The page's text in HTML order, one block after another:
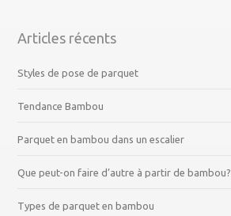
Articles récents
Styles de pose de parquet
Tendance Bambou
Parquet en bambou dans un escalier
Que peut-on faire d’autre à partir de bambou?
Types de parquet en bambou